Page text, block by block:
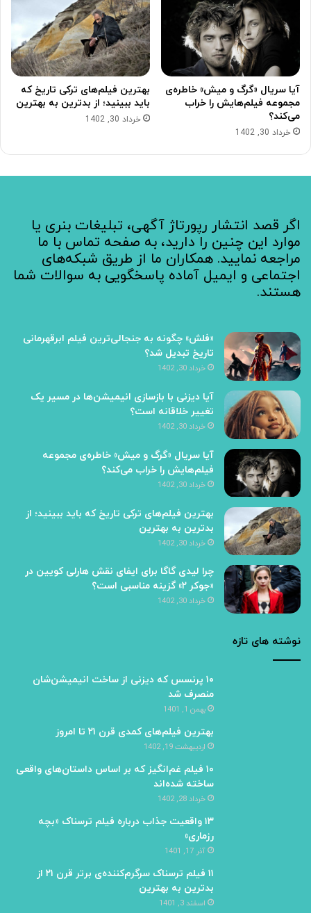
آیا سریال «گرگ و میش» خاطره‌ی
مجموعه‌ فیلم‌هایش را خراب
می‌کند؟
خرداد 30, 1402
بهترین فیلم‌های ترکی تاریخ که
باید ببینید؛ از بدترین به بهترین
خرداد 30, 1402
اگر قصد انتشار رپورتاژ آگهی، تبلیغات بنری یا
موارد این چنین را دارید، به صفحه تماس با ما
مراجعه نمایید. همکاران ما از طریق شبکه‌های
اجتماعی و ایمیل آماده پاسخگویی به سوالات شما
هستند.
«فلش» چگونه به جنجالی‌ترین فیلم ابرقهرمانی
تاریخ تبدیل شد؟
خرداد 30, 1402
آیا دیزنی با بازسازی انیمیشن‌ها در مسیر یک
تغییر خلاقانه است؟
خرداد 30, 1402
آیا سریال «گرگ و میش» خاطره‌ی مجموعه‌
فیلم‌هایش را خراب می‌کند؟
خرداد 30, 1402
بهترین فیلم‌های ترکی تاریخ که باید ببینید؛ از
بدترین به بهترین
خرداد 30, 1402
چرا لیدی گاگا برای ایفای نقش هارلی کویین در
«جوکر ۲» گزینه مناسبی است؟
خرداد 30, 1402
نوشته های تازه
۱۰ پرنسس که دیزنی از ساخت انیمیشن‌شان
منصرف شد
بهمن 1, 1401
بهترین فیلم‌های کمدی قرن ۲۱ تا امروز
اردیبهشت 19, 1402
۱۰ فیلم غم‌انگیز که بر اساس داستان‌های واقعی
ساخته شده‌اند
خرداد 28, 1402
۱۳ واقعیت جذاب درباره فیلم ترسناک «بچه
رزماری»
آذر 17, 1401
۱۱ فیلم ترسناک سرگرم‌کننده‌ی برتر قرن ۲۱ از
بدترین به بهترین
اسفند 3, 1401